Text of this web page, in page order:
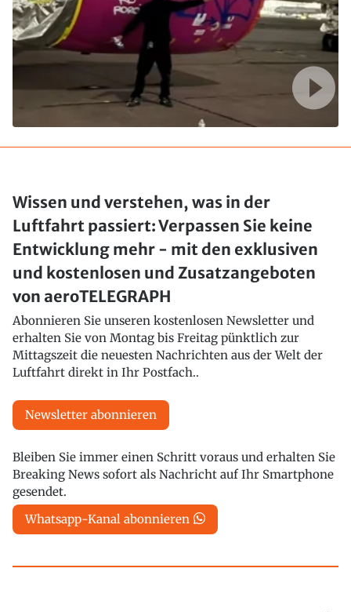
Wissen und verstehen, was in der
Luftfahrt passiert: Verpassen Sie keine
Entwicklung mehr - mit den exklusiven
und kostenlosen und Zusatzangeboten
von aeroTELEGRAPH
Abonnieren Sie unseren kostenlosen Newsletter und
erhalten Sie von Montag bis Freitag pünktlich zur
Mittagszeit die neuesten Nachrichten aus der Welt der
Luftfahrt direkt in Ihr Postfach..
Newsletter abonnieren
Bleiben Sie immer einen Schritt voraus und erhalten Sie
Breaking News sofort als Nachricht auf Ihr Smartphone
gesendet.
Whatsapp-Kanal abonnieren